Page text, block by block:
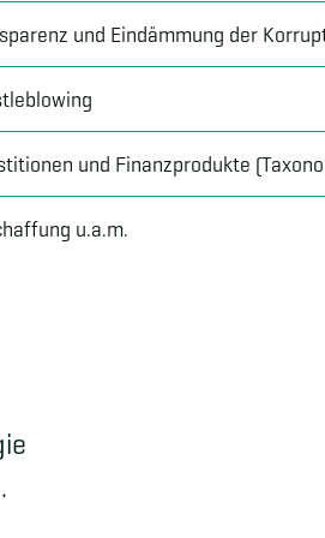
und Eindämmung der
und Finanzprodukte
u.a.m.